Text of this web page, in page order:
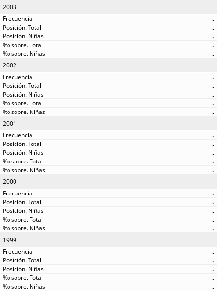
2003
..
..
..
..
..
2002
..
..
..
..
..
2001
..
..
..
..
..
2000
..
..
..
..
..
1999
..
..
..
..
..